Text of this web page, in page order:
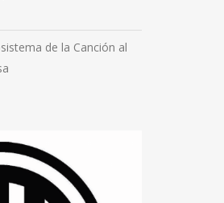
en
y la
de la Canción al